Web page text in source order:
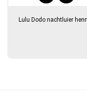
Lulu Dodo nachtluier